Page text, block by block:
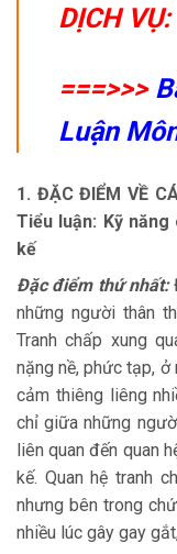
DỊCH VỤ:
===>>>
Luận
1. ĐẶC ĐIỂM VỀ
Tiểu luận: Kỹ
kế
Đặc điểm thứ nhất:
những người thân
Tranh chấp xung
nặng nề, phức tạp,
cảm thiêng liêng
chỉ giữa những
liên quan đến quan
kế. Quan hệ tranh
nhưng bên trong
nhiều lúc gây gay